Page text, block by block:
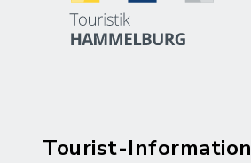
Tourist-Information